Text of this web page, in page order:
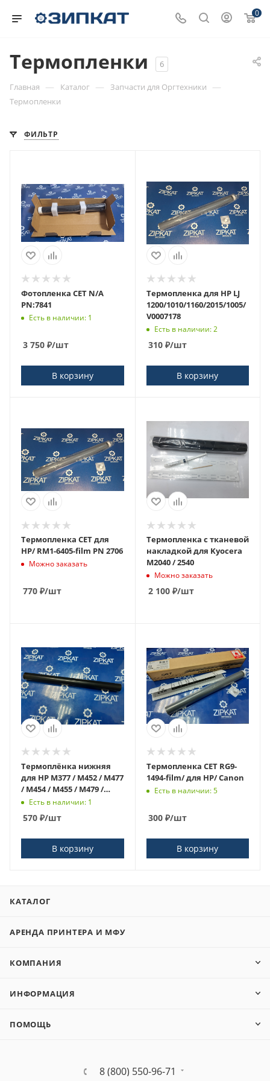
0
Термопленки 6
Главная — Каталог — Запчасти для Оргтехники —
Термопленки
ФИЛЬТР
Фотопленка CET N/A
PN:7841
Есть в наличии: 1
3 750 ₽/шт
В корзину
Термопленка для HP LJ
1200/1010/1160/2015/1005/
V0007178
Есть в наличии: 2
310₽/шт
В корзину
Термопленка CET для
HP/ RM1-6405-film PN 2706
Можно заказать
770 ₽/шт
Термопленка с тканевой
накладкой для Kyocera
M2040 / 2540
Можно заказать
2 100₽/шт
Термоплёнка нижняя
для HP M377 / M452 / M477
/ M454 / M455 / M479 /
M458 / M480
Есть в наличии: 1
570 ₽/шт
В корзину
Термопленка CET RG9-
1494-film/ для HP/ Canon
Есть в наличии: 5
300₽/шт
В корзину
КАТАЛОГ
АРЕНДА ПРИНТЕРА И МФУ
КОМПАНИЯ
ИНФОРМАЦИЯ
ПОМОЩЬ
8 (800) 550-96-71